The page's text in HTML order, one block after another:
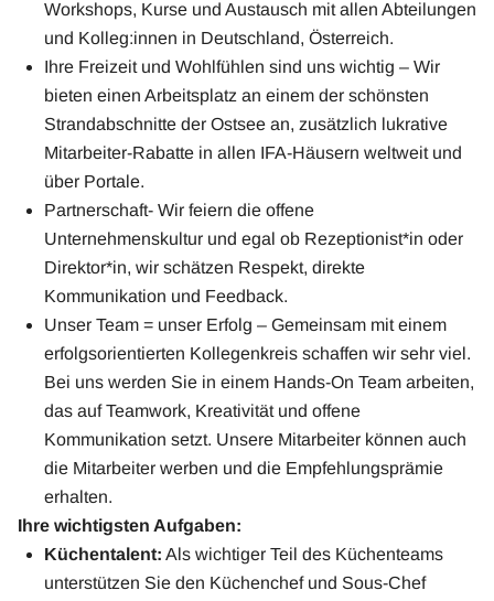
Workshops, Kurse und Austausch mit allen Abteilungen
und Kolleg:innen in Deutschland, Österreich.
Ihre Freizeit und Wohlfühlen sind uns wichtig – Wir
bieten einen Arbeitsplatz an einem der schönsten
Strandabschnitte der Ostsee an, zusätzlich lukrative
Mitarbeiter-Rabatte in allen IFA-Häusern weltweit und
über Portale.
Partnerschaft- Wir feiern die offene
Unternehmenskultur und egal ob Rezeptionist*in oder
Direktor*in, wir schätzen Respekt, direkte
Kommunikation und Feedback.
Unser Team = unser Erfolg – Gemeinsam mit einem
erfolgsorientierten Kollegenkreis schaffen wir sehr viel.
Bei uns werden Sie in einem Hands-On Team arbeiten,
das auf Teamwork, Kreativität und offene
Kommunikation setzt. Unsere Mitarbeiter können auch
die Mitarbeiter werben und die Empfehlungsprämie
erhalten.
Ihre wichtigsten Aufgaben:
Küchentalent: Als wichtiger Teil des Küchenteams
unterstützen Sie den Küchenchef und Sous-Chef